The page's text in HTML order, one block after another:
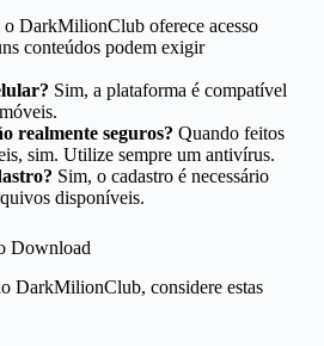
o DarkMilionClub oferece acesso
conteúdos podem exigir
Sim, a plataforma é compatível
realmente seguros? Quando feitos
sim. Utilize sempre um antivírus.
Sim, o cadastro é necessário
disponíveis.
Download
DarkMilionClub, considere estas